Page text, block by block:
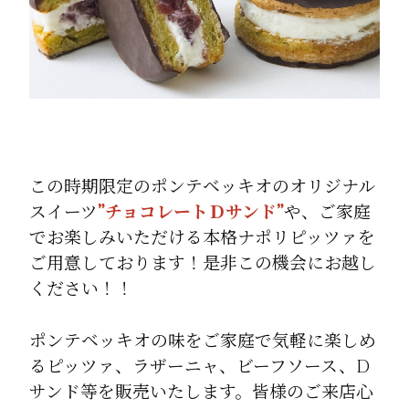
この時期限定のポンテベッキオのオリジナル
スイーツ”チョコレートＤサンド”や、ご家庭
でお楽しみいただける本格ナポリピッツァを
ご用意しております！是非この機会にお越し
ください！！
ポンテベッキオの味をご家庭で気軽に楽しめ
るピッツァ、ラザーニャ、ビーフソース、D
サンド等を販売いたします。皆様のご来店心